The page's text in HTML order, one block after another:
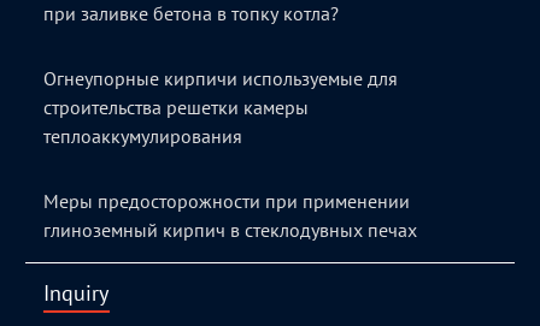
при заливке бетона в топку котла?
Огнеупорные кирпичи используемые для
строительства решетки камеры
теплоаккумулирования
Меры предосторожности при применении
глиноземный кирпич в стеклодувных печах
Inquiry